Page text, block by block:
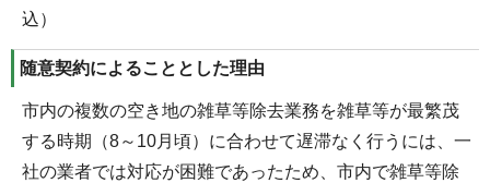
込）
随意契約によることとした理由
市内の複数の空き地の雑草等除去業務を雑草等が最繁茂
する時期（8～10月頃）に合わせて遅滞なく行うには、一
社の業者では対応が困難であったため、市内で雑草等除